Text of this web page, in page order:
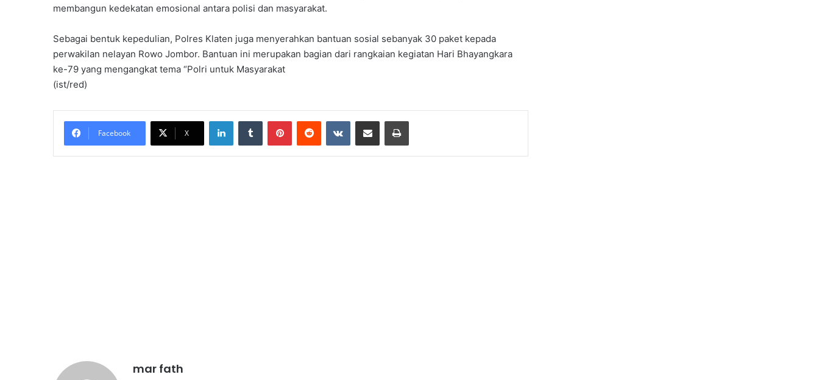
membangun kedekatan emosional antara polisi dan masyarakat.
Sebagai bentuk kepedulian, Polres Klaten juga menyerahkan bantuan sosial sebanyak 30 paket kepada
perwakilan nelayan Rowo Jombor. Bantuan ini merupakan bagian dari rangkaian kegiatan Hari Bhayangkara
ke-79 yang mengangkat tema “Polri untuk Masyarakat
(ist/red)
Facebook X
mar fath